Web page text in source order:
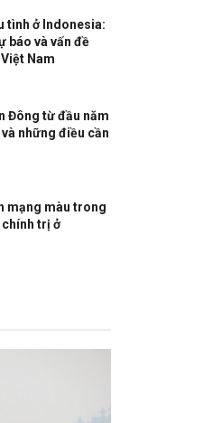
tình ở Indonesia:
báo và vấn đề
Nam
Đông từ đầu năm
những điều cần
mạng màu trong
chính trị ở